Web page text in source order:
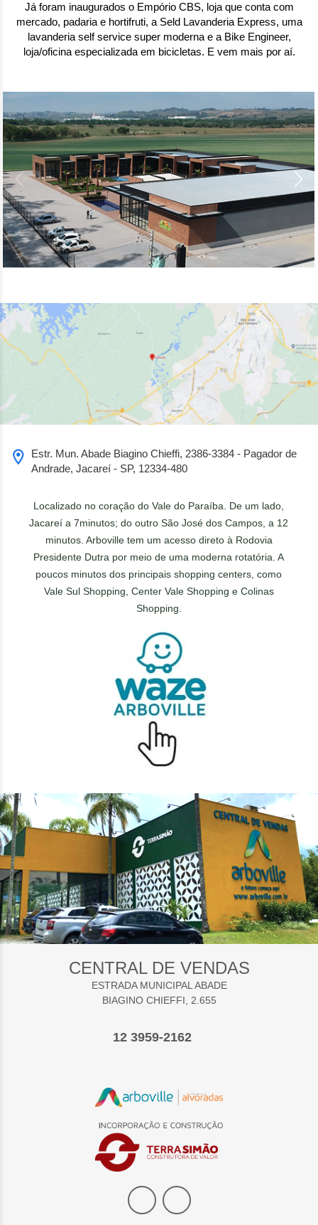
Já foram inaugurados o Empório CBS, loja que conta com
mercado, padaria e hortifruti, a Seld Lavanderia Express, uma
lavanderia self service super moderna e a Bike Engineer,
loja/oficina especializada em bicicletas. E vem mais por aí.
Estr. Mun. Abade Biagino Chieffi, 2386-3384 - Pagador de
Andrade, Jacareí - SP, 12334-480
Localizado no coração do Vale do Paraíba. De um lado,
Jacareí a 7minutos; do outro São José dos Campos, a 12
minutos. Arboville tem um acesso direto à Rodovia
Presidente Dutra por meio de uma moderna rotatória. A
poucos minutos dos principais shopping centers, como
Vale Sul Shopping, Center Vale Shopping e Colinas
Shopping.
CENTRAL DE VENDAS
ESTRADA MUNICIPAL ABADE
BIAGINO CHIEFFI, 2.655
12 3959-2162